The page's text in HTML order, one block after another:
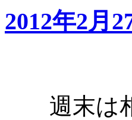
2012年2月
週末は